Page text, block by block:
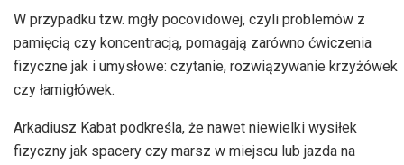
dźwiękowych
W przypadku tzw. mgły pocovidowej, czyli problemów z
pamięcią czy koncentracją, pomagają zarówno ćwiczenia
fizyczne jak i umysłowe: czytanie, rozwiązywanie krzyżówek
czy łamigłówek.
Arkadiusz Kabat podkreśla, że nawet niewielki wysiłek
fizyczny jak spacery czy marsz w miejscu lub jazda na